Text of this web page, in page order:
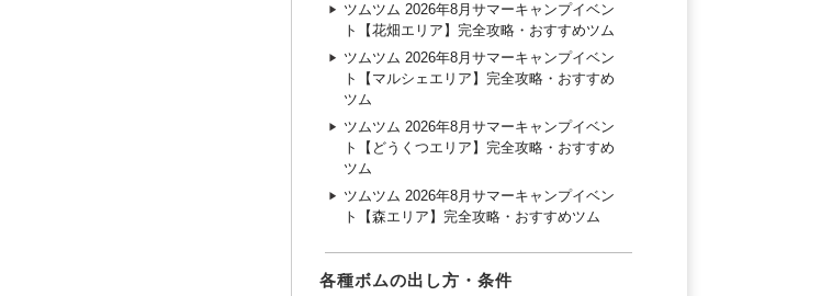
ツムツム 2026年8月サマーキャンプイベン
ト【花畑エリア】完全攻略・おすすめツム
ツムツム 2026年8月サマーキャンプイベン
ト【マルシェエリア】完全攻略・おすすめ
ツム
ツムツム 2026年8月サマーキャンプイベン
ト【どうくつエリア】完全攻略・おすすめ
ツム
ツムツム 2026年8月サマーキャンプイベン
ト【森エリア】完全攻略・おすすめツム
各種ボムの出し方・条件